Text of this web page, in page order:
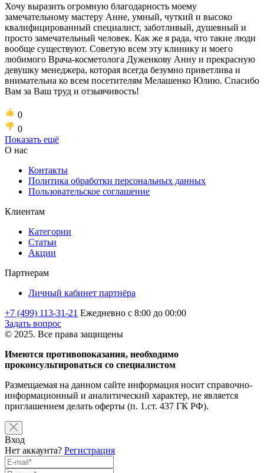
Хочу выразить огромную благодарность моему
замечательному мастеру Анне, умный, чуткий и высоко
квалифицированный специалист, заботливый, душевный и
просто замечательный человек. Как же я рада, что такие люди
вообще существуют. Советую всем эту клинику и моего
любимого Врача-косметолога Дуженкову Анну и прекрасную
девушку менеджера, которая всегда безумно приветлива и
внимательна ко всем посетителям Мелашенко Юлию. Спасибо
Вам за Ваш труд и отзывчивость!
0
0
Показать ещё
О нас
Контакты
Политика обработки персональных данных
Пользовательское соглашение
Клиентам
Категории
Статьи
Акции
Партнерам
Личный кабинет партнёра
+7 (499) 113-31-21 Ежедневно с 8:00 до 00:00
Задать вопрос
© 2025. Все права защищены
Имеются противопоказания, необходимо
проконсультироваться со специалистом
Размещаемая на данном сайте информация носит справочно-
информационный и аналитический характер, не является
приглашением делать оферты (п. 1.ст. 437 ГК РФ).
Вход
Нет аккаунта? Регистрация